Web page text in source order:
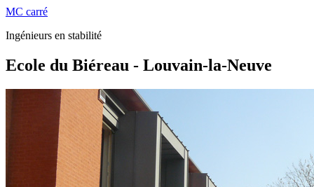
MC carré
Ingénieurs en stabilité
Ecole du Biéreau - Louvain-la-Neuve